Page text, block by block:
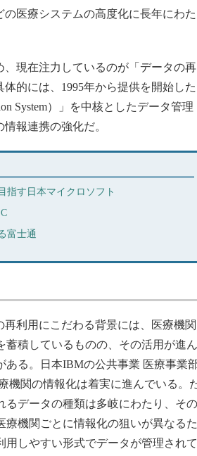
の医療システムの高度化に長年にわた
現在注力しているのが「データの再
的には、1995年から提供を開始した
System）」を中核としたデータ管理
報連携の強化だ。
指す日本マイクロソフト
富士通
利用にこだわる背景には、医療機関
蓄積しているものの、その活用が進ん
ある。日本IBMの公共事業 医療事業
機関の情報化は着実に進んでいる。
るデータの種類は多岐にわたり、その
療機関ごとに情報化の狙いが異なるた
用しやすい形式でデータが管理されて